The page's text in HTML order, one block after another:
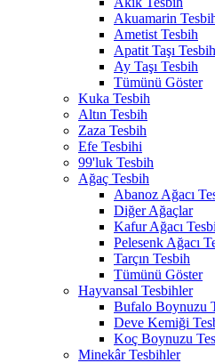
Akuamarin
Ametist Tesbih
Apatit Taşı Tesbih
Ay Taşı Tesbih
Tümünü Göster
Kuka Tesbih
Altın Tesbih
Zaza Tesbih
Efe Tesbihi
99'luk Tesbih
Ağaç Tesbih
Abanoz Ağacı
Diğer Ağaçlar
Kafur Ağacı
Pelesenk Ağacı
Tarçın Tesbih
Tümünü Göster
Hayvansal Tesbihler
Bufalo Boynuzu
Deve Kemiği
Koç Boynuzu
Minekâr Tesbihler